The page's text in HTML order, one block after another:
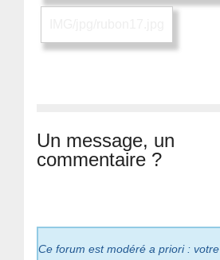
Un message, un
commentaire ?
Ce forum est modéré a priori : votre